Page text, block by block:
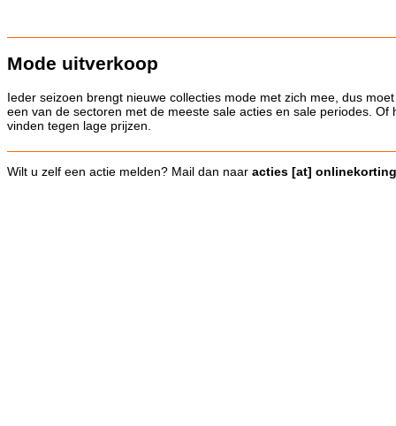
Mode uitverkoop
Ieder seizoen brengt nieuwe collecties mode met zich mee, dus
een van de sectoren met de meeste sale acties en sale periodes.
vinden tegen lage prijzen.
Wilt u zelf een actie melden? Mail dan naar acties [at]